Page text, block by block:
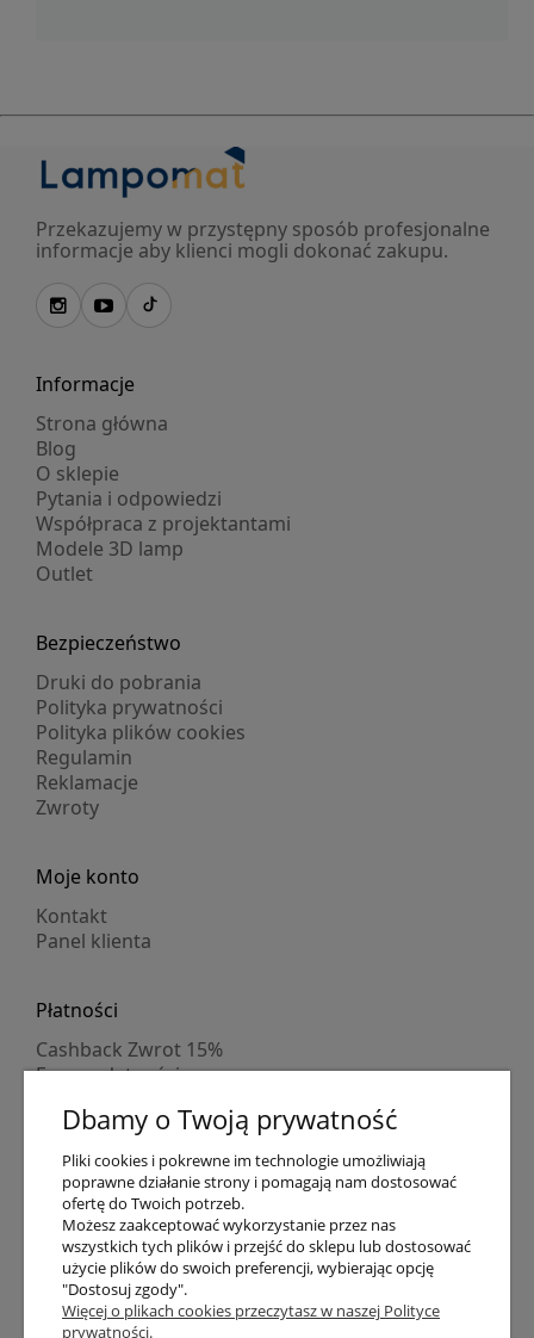
Przekazujemy w przystępny sposób profesjonalne
informacje aby klienci mogli dokonać zakupu.
Informacje
Strona główna
Blog
O sklepie
Pytania i odpowiedzi
Współpraca z projektantami
Modele 3D lamp
Outlet
Bezpieczeństwo
Druki do pobrania
Polityka prywatności
Polityka plików cookies
Regulamin
Reklamacje
Zwroty
Moje konto
Kontakt
Panel klienta
Płatności
Cashback Zwrot 15%
Formy płatności
Numer konta
PayPo kupujesz, nie płacisz
Progi rabatowe
Promocje
Dostawa
Czas wysyłki
Dbamy o Twoją prywatność
Pliki cookies i pokrewne im technologie umożliwiają
poprawne działanie strony i pomagają nam dostosować
ofertę do Twoich potrzeb.
Możesz zaakceptować wykorzystanie przez nas
wszystkich tych plików i przejść do sklepu lub dostosować
użycie plików do swoich preferencji, wybierając opcję
"Dostosuj zgody".
Więcej o plikach cookies przeczytasz w naszej Polityce
prywatności.